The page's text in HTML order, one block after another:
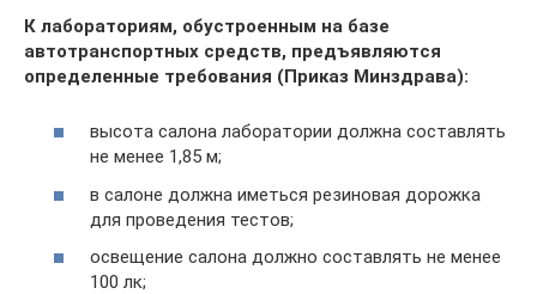
К лабораториям, обустроенным на базе
автотранспортных средств, предъявляются
определенные требования (Приказ Минздрава):
высота салона лаборатории должна составлять
не менее 1,85 м;
в салоне должна иметься резиновая дорожка
для проведения тестов;
освещение салона должно составлять не менее
100 лк;